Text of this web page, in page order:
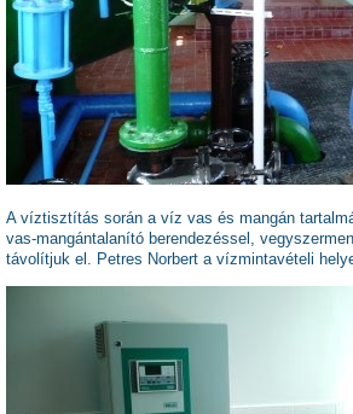
A víztisztítás során a víz vas és mangán
vas-mangántalanító berendezéssel,
távolítjuk el. Petres Norbert a vízmintavételi